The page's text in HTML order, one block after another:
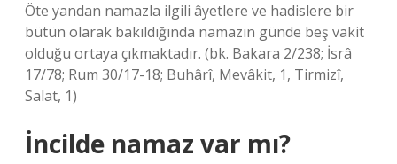
Öte yandan namazla ilgili âyetlere ve hadislere bir
bütün olarak bakıldığında namazın günde beş vakit
olduğu ortaya çıkmaktadır. (bk. Bakara 2/238; İsrâ
17/78; Rum 30/17-18; Buhârî, Mevâkit, 1, Tirmizî,
Salat, 1)
İncilde namaz var mı?